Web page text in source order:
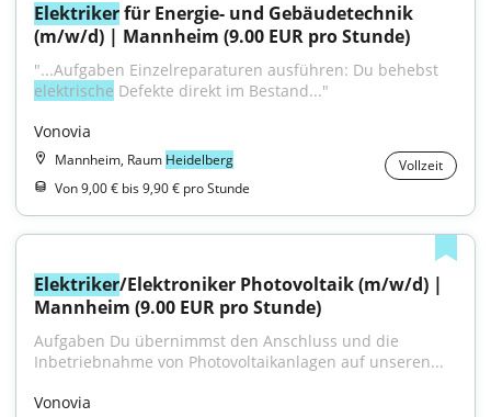
Elektriker für Energie- und Gebäudetechnik
(m/w/d) | Mannheim (9.00 EUR pro Stunde)
elektrische Defekte direkt im Bestand..."
Vonovia
Mannheim, Raum Heidelberg
Vollzeit
Von 9,00 € bis 9,90 € pro Stunde
Elektriker/Elektroniker Photovoltaik (m/w/d) |
Mannheim (9.00 EUR pro Stunde)
Aufgaben Du übernimmst den Anschluss und die
Inbetriebnahme von Photovoltaikanlagen auf unseren...
Vonovia